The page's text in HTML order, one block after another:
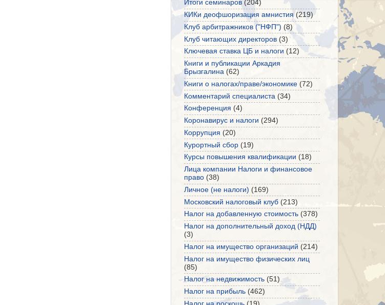
Итоги семинаров (204)
КИКи деофшоризация амнистия (219)
Клуб арбитражников ("НФП") (8)
Клуб читающих директоров (3)
Ключевая ставка ЦБ и налоги (12)
Книги и публикации Аркадия
Брызгалина (62)
Книги о налогах/праве/экономике (72)
Комментарий специалиста (34)
Конференция (4)
Коронавирус и налоги (294)
Коррупция (20)
Курортный сбор (19)
Курсы повышения квалификации (18)
Лица компании Налоги и финансовое
право (38)
Личное (не налоги) (169)
Московский налоговый клуб (213)
Налог на добавленную стоимость (378)
Налог на дополнительный доход (НДД)
(3)
Налог на имущество организаций (214)
Налог на имущество физических лиц
(85)
Налог на недвижимость (51)
Налог на прибыль (462)